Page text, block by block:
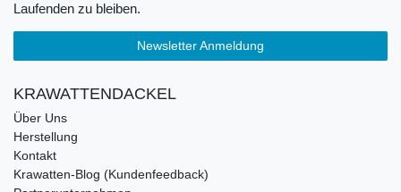
Laufenden zu bleiben.
Newsletter Anmeldung
KRAWATTENDACKEL
Über Uns
Herstellung
Kontakt
Krawatten-Blog (Kundenfeedback)